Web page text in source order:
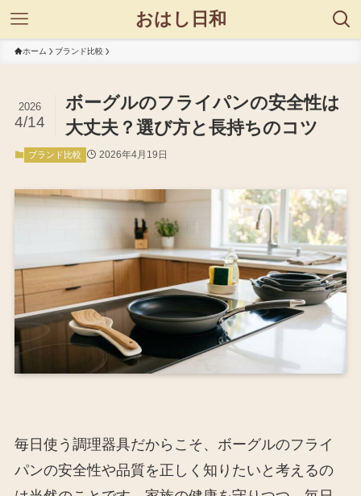
おはし日和
ホーム ブランド比較
ボーグルのフライパンの安全性は
大丈夫？選び方と長持ちのコツ
2026
4/14
ブランド比較 2026年4月19日
毎日使う調理器具だからこそ、ボーグルのフライ
パンの安全性や品質を正しく知りたいと考えるの